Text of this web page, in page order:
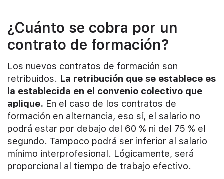
¿Cuánto se cobra por un
contrato de formación?
Los nuevos contratos de formación son
retribuidos. La retribución que se establece es
la establecida en el convenio colectivo que
aplique. En el caso de los contratos de
formación en alternancia, eso sí, el salario no
podrá estar por debajo del 60 % ni del 75 % el
segundo. Tampoco podrá ser inferior al salario
mínimo interprofesional. Lógicamente, será
proporcional al tiempo de trabajo efectivo.